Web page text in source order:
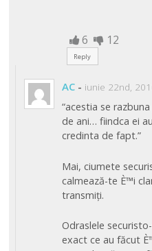
6 12
Reply
AC - iunie 22nd,
“acestia se
de ani… fiindca ei
credinta de fapt.”
Mai, ciumete
calmează-te È™i
transmiți.
Odraslele
exact ce au făcut